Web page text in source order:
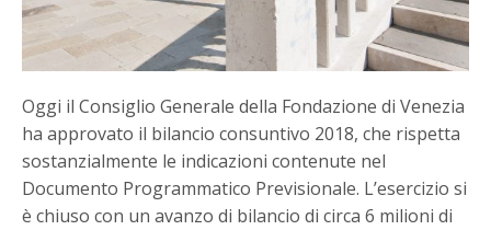
Oggi il Consiglio Generale della Fondazione di Venezia
ha approvato il bilancio consuntivo 2018, che rispetta
sostanzialmente le indicazioni contenute nel
Documento Programmatico Previsionale. L’esercizio si
è chiuso con un avanzo di bilancio di circa 6 milioni di